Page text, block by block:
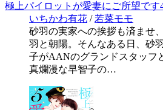
極上パイロットが愛妻にご所望です
いちかわ有花 / 若菜モモ
砂羽の実家への挨拶も済ませ
羽と朝陽。そんなある日、砂
子がAANのグランドスタッフ
真爛漫な早智子の…